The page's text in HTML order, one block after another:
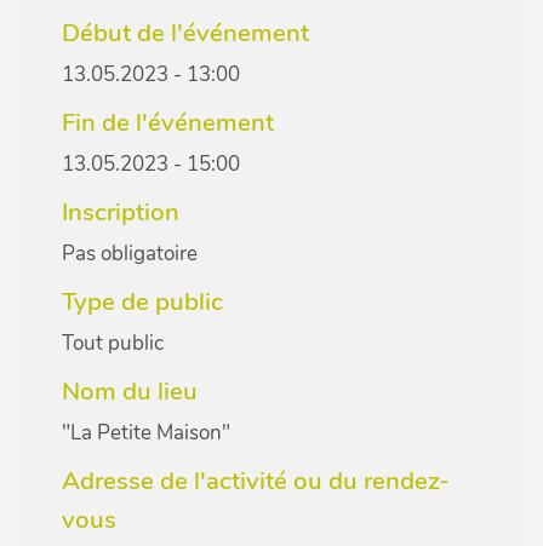
Début de l'événement
13.05.2023 - 13:00
Fin de l'événement
13.05.2023 - 15:00
Inscription
Pas obligatoire
Type de public
Tout public
Nom du lieu
"La Petite Maison"
Adresse de l'activité ou du rendez-
vous